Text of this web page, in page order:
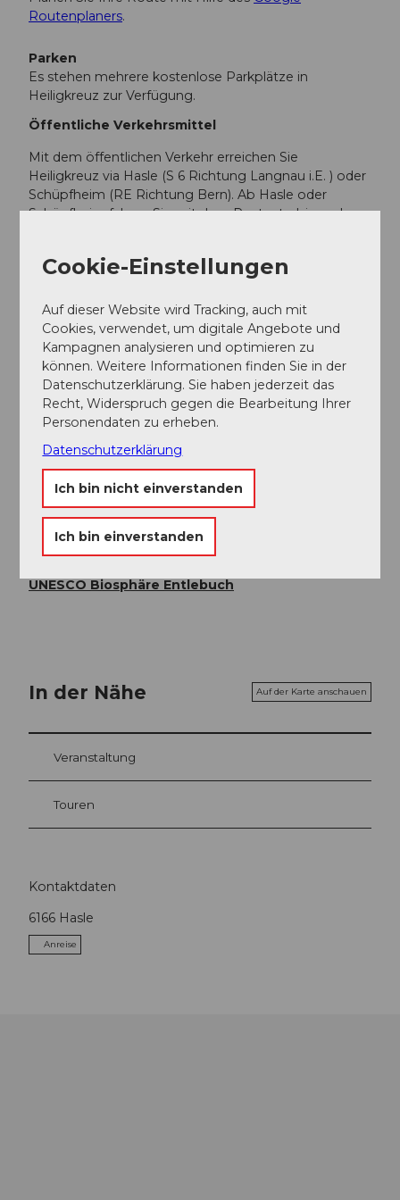
Routenplaners.
Parken
Es stehen mehrere kostenlose Parkplätze in
Heiligkreuz zur Verfügung.
Öffentliche Verkehrsmittel
Mit dem öffentlichen Verkehr erreichen Sie
Heiligkreuz via Hasle (S 6 Richtung Langnau i.E. ) oder
Schüpfheim (RE Richtung Bern). Ab Hasle oder
Schüpfheim fahren Sie mit dem Postauto bis nach
Planen Sie Ihre Reise mit dem SBB Online Fahrplan.
Weitere Infos / Links
Tourismusverein Hasle-Heiligkreuz
Heiligkreuzstrasse 31
CH-6166 Hasle
info@hasle-heiligkreuz.ch
Autor:in
UNESCO Biosphäre Entlebuch
Organisation
UNESCO Biosphäre Entlebuch
In der Nähe Auf der Karte anschauen
Veranstaltung
Touren
Kontaktdaten
6166 Hasle
Anreise
Cookie-Einstellungen
Auf dieser Website wird Tracking, auch mit
Cookies, verwendet, um digitale Angebote und
Kampagnen analysieren und optimieren zu
können. Weitere Informationen finden Sie in der
Datenschutzerklärung. Sie haben jederzeit das
Recht, Widerspruch gegen die Bearbeitung Ihrer
Personendaten zu erheben.
Datenschutzerklärung
Ich bin nicht einverstanden
Ich bin einverstanden